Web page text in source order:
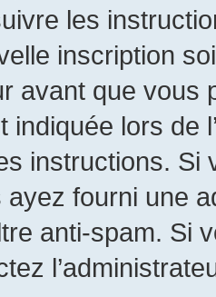
les
inscription
avant que
indiquée lors de
instructions. Si
fourni une
anti-spam. Si